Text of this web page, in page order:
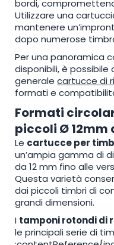
bordi,
Utilizzare una
mantenere
dopo numerose
Per una panoramica
disponibili, è
generale cartucce di
formati e
Formati
piccoli Ø 12mm
Le cartucce per
un’ampia gamma di
da 12 mm fino alle
Questa varietà
dai piccoli timbri di
grandi dimensioni.
I tamponi rotondi di
le principali serie di